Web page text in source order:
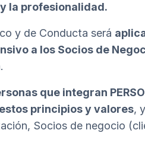
la profesionalidad.
y de Conducta será
a los Socios de
que integran
principios y valores,
Socios de negocio